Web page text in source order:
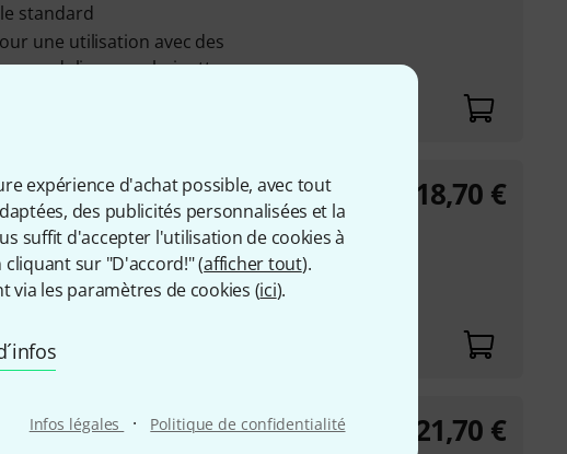
expérience d'achat possible, avec tout
des publicités personnalisées et la
suffit d'accepter l'utilisation de cookies à
sur "D'accord!" (afficher tout).
les paramètres de cookies (ici).
Infos légales · Politique de confidentialité
standard
une utilisation avec des
mandolines ou clarinettes
S
49% et 1 support
...
18,70 €
Git 21,70 €